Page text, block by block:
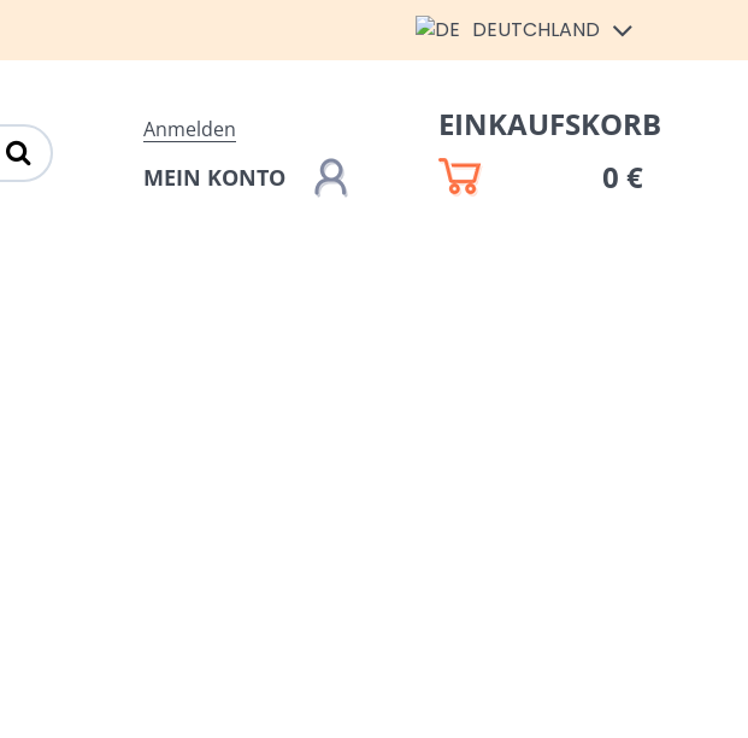
DEUTCHLAND
Anmelden
MEIN KONTO
EINKAUFSKORB
0 €